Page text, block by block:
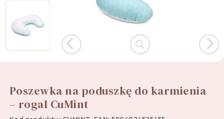
Poszewka na poduszkę do karmienia
– rogal CuMint